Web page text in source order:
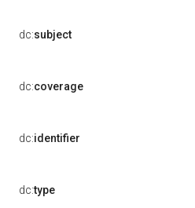
dc:subject
dc:coverage
dc:identifier
dc:type